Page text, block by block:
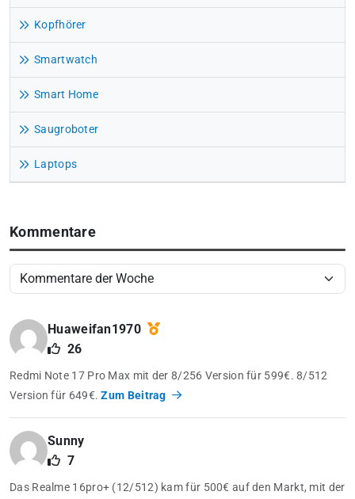
Kopfhörer
Smartwatch
Smart Home
Saugroboter
Laptops
Kommentare
Huaweifan1970
26
Redmi Note 17 Pro Max mit der 8/256 Version für 599€. 8/512
Version für 649€.Zum Beitrag
Sunny
7
Das Realme 16pro+ (12/512) kam für 500€ auf den Markt, mit der